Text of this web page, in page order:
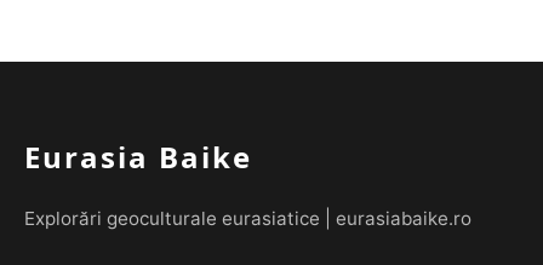
Eurasia Baike
Explorări geoculturale eurasiatice | eurasiabaike.ro